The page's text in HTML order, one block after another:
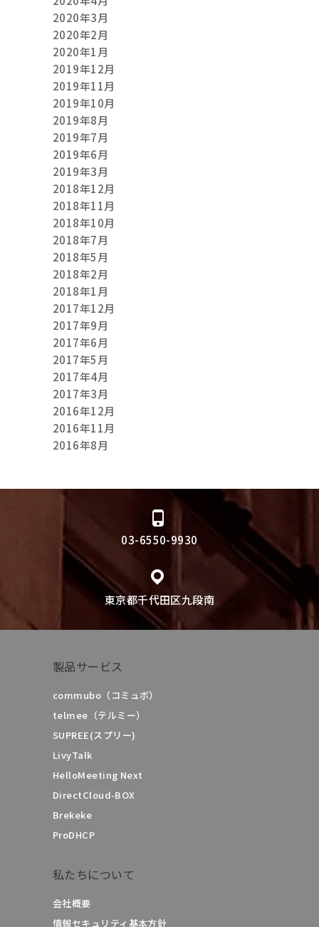
2020年3月
2020年2月
2020年1月
2019年12月
2019年11月
2019年10月
2019年8月
2019年7月
2019年6月
2019年3月
2018年12月
2018年11月
2018年10月
2018年7月
2018年5月
2018年2月
2018年1月
2017年12月
2017年9月
2017年6月
2017年5月
2017年4月
2017年3月
2016年12月
2016年11月
2016年8月
03-6550-9930
東京都千代田区九段南
製品サービス
commubo（コミュボ）
telmee（テルミー）
SUPREE(スプリー)
LivyTalk
HelloMeeting Next
DirectCloud-BOX
Brekeke
ProDHCP
私たちについて
会社概要
情報セキュリティ基本方針